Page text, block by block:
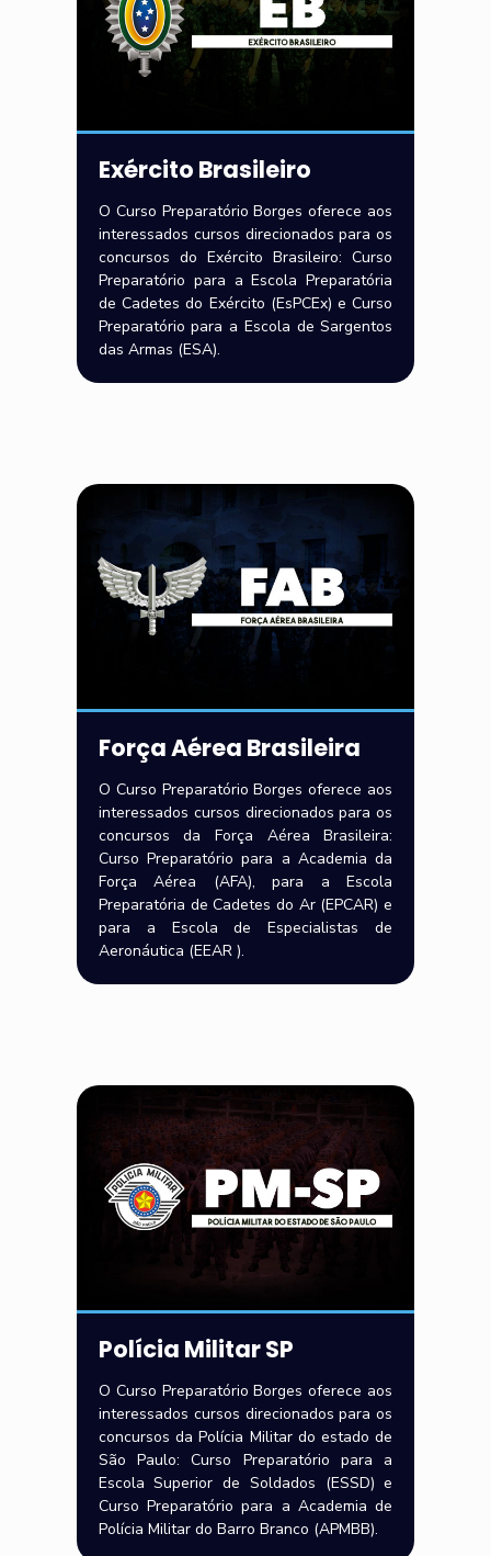
Exército Brasileiro
O Curso Preparatório Borges oferece aos
interessados cursos direcionados para os
concursos do Exército Brasileiro: Curso
Preparatório para a Escola Preparatória
de Cadetes do Exército (EsPCEx) e Curso
Preparatório para a Escola de Sargentos
das Armas (ESA).
Força Aérea Brasileira
O Curso Preparatório Borges oferece aos
interessados cursos direcionados para os
concursos da Força Aérea Brasileira:
Curso Preparatório para a Academia da
Força Aérea (AFA), para a Escola
Preparatória de Cadetes do Ar (EPCAR) e
para a Escola de Especialistas de
Aeronáutica (EEAR ).
Polícia Militar SP
O Curso Preparatório Borges oferece aos
interessados cursos direcionados para os
concursos da Polícia Militar do estado de
São Paulo: Curso Preparatório para a
Escola Superior de Soldados (ESSD) e
Curso Preparatório para a Academia de
Polícia Militar do Barro Branco (APMBB).